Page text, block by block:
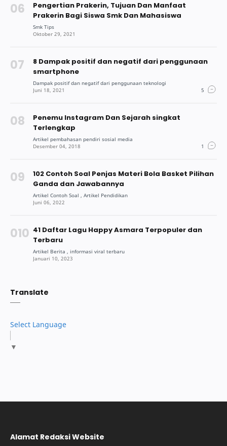
Pengertian Prakerin, Tujuan Dan Manfaat
Prakerin Bagi Siswa Smk Dan Mahasiswa
8 Dampak positif dan negatif dari penggunaan
smartphone
Penemu Instagram Dan Sejarah singkat
Terlengkap
102 Contoh Soal Penjas Materi Bola Basket Pilihan
Ganda dan Jawabannya
41 Daftar Lagu Happy Asmara Terpopuler dan
Terbaru
Translate
Select Language
▼
Alamat Redaksi Website